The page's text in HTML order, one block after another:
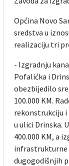
Općina Novo
sredstva u
realizaciju tri
- Izgradnju
Pofalićka i
obezbijedilo
100.000 KM.
rekonstrukciju i
u ulici Drinska.
400.000 KM, a
infrastrukturne
dugogodišnjih